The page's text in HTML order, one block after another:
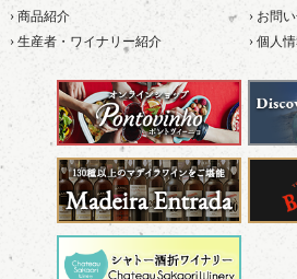
› 商品紹介
› お問
› 生産者・ワイナリー紹介
› 個人